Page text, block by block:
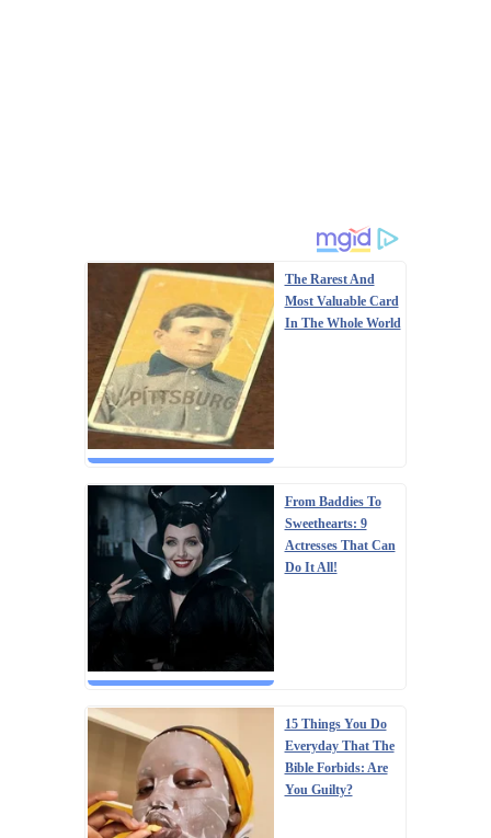
The Rarest And
Most Valuable Card
In The Whole World
From Baddies To
Sweethearts: 9
Actresses That Can
Do It All!
15 Things You Do
Everyday That The
Bible Forbids: Are
You Guilty?